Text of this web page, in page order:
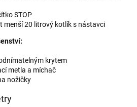
STOP
menší 20 litrový kotlík s nástavci
krytem
metla a míchač
nožičky